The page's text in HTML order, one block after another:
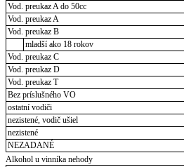
Vod. preukaz A do 50cc
Vod. preukaz A
Vod. preukaz B
mladší ako 18 rokov
Vod. preukaz C
Vod. preukaz D
Vod. preukaz T
Bez príslušného VO
ostatní vodiči
nezistené, vodič ušiel
nezistené
NEZADANÉ
Alkohol u vinníka nehody